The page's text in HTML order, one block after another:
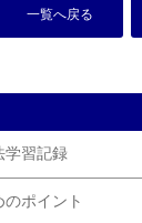
一覧へ戻る
学習記録
のポイント